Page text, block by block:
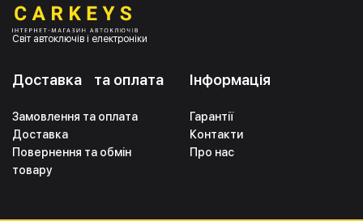
Світ автоключів і електроніки
Інформація
Гарантії
Контакти
Про нас
Доставка та оплата
Замовлення та оплата
Доставка
Повернення та обмін
товару